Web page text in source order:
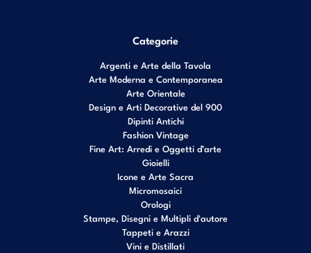
Categorie
Argenti e Arte della Tavola
Arte Moderna e Contemporanea
Arte Orientale
Design e Arti Decorative del 900
Dipinti Antichi
Fashion Vintage
Fine Art: Arredi e Oggetti d’arte
Gioielli
Icone e Arte Sacra
Micromosaici
Orologi
Stampe, Disegni e Multipli d'autore
Tappeti e Arazzi
Vini e Distillati